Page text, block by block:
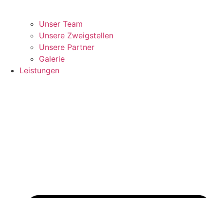
Unser Team
Unsere Zweigstellen
Unsere Partner
Galerie
Leistungen